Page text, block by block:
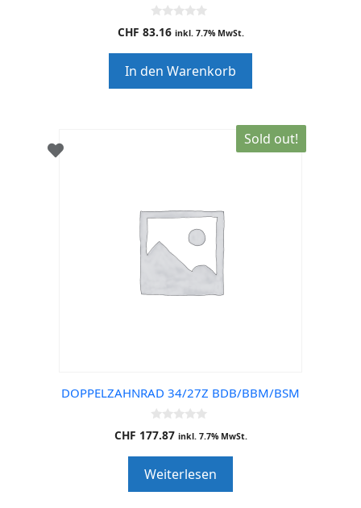
0
o
o
f
5
CHF 83.16 inkl. 7.7% MwSt.
In den Warenkorb
Sold out!
DOPPELZAHNRAD 34/27Z BDB/BBM/BSM
0
o
o
f
5
CHF 177.87 inkl. 7.7% MwSt.
Weiterlesen